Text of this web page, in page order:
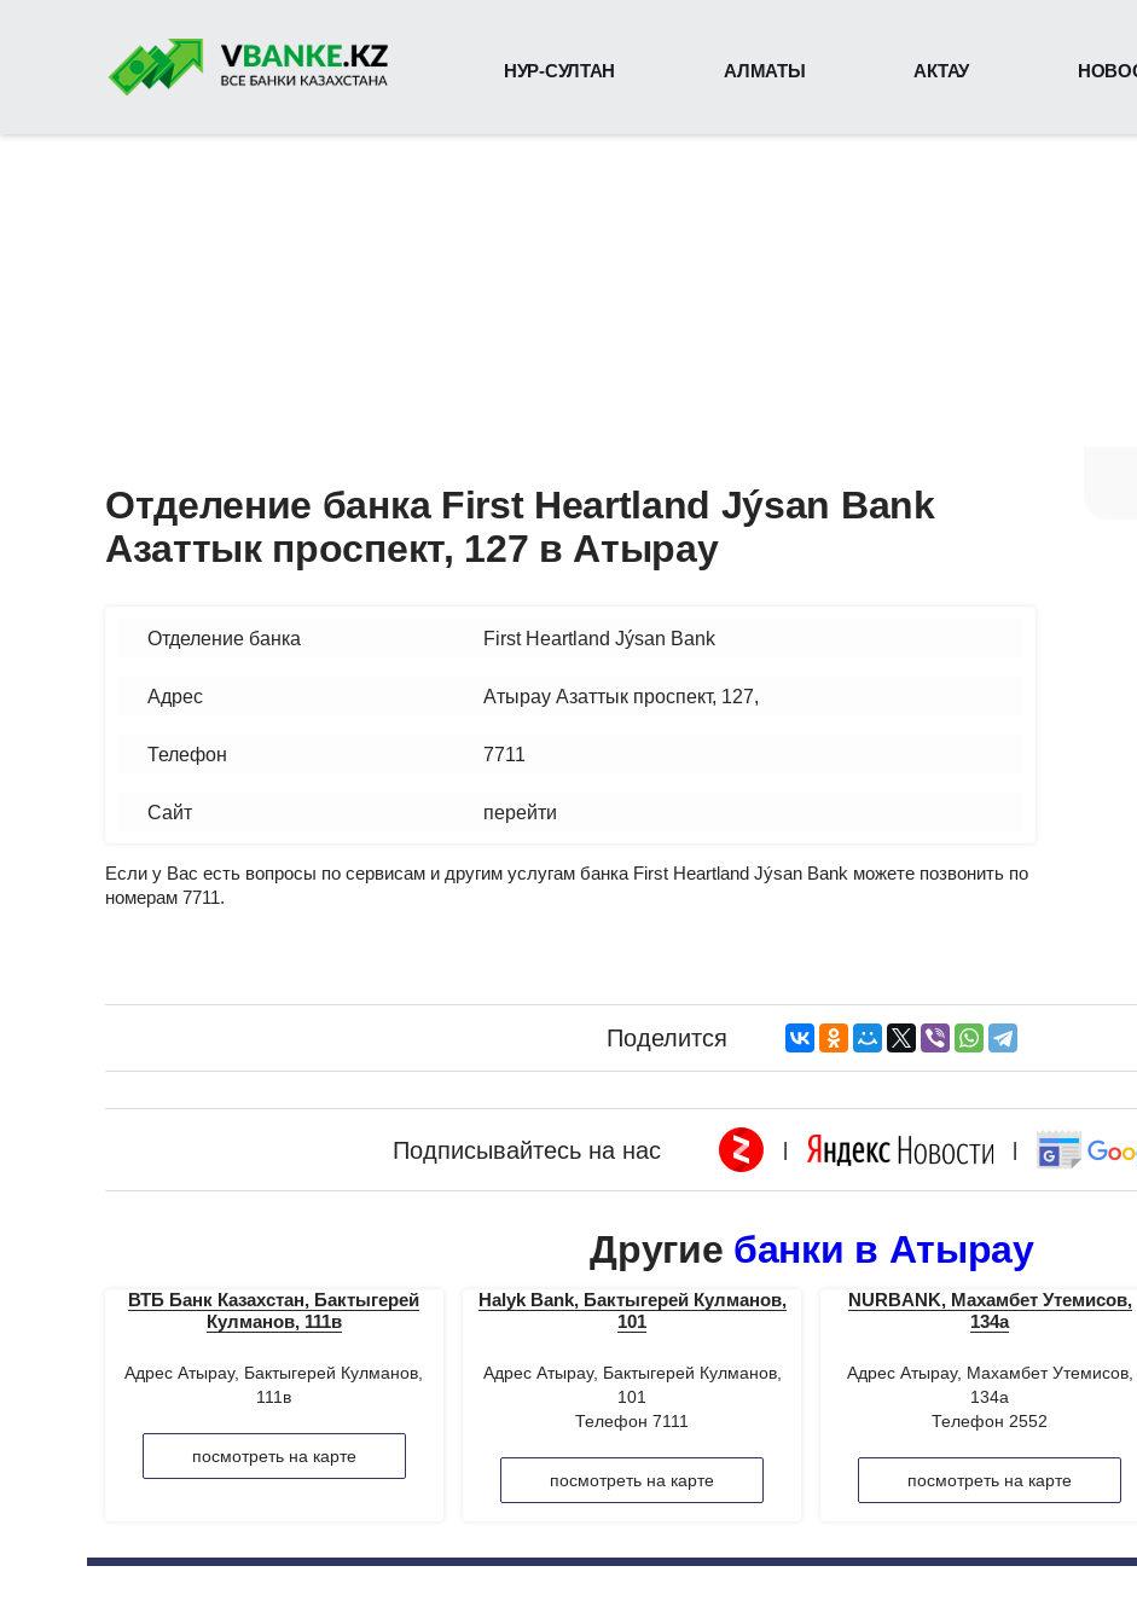
НУР-СУЛТАН АЛМАТЫ АКТАУ
Отделение банка First Heartland Jýsan Bank
Азаттык проспект, 127 в Атырау
Отделение банка First Heartland Jýsan Bank
Адрес Атырау Азаттык проспект, 127,
Телефон 7711
Сайт перейти
Если у Вас есть вопросы по сервисам и другим услугам банка First Heartland Jýsan Bank можете позвонить по
номерам 7711.
Поделится
Подписывайтесь на нас
Другие банки в Атырау
ВТБ Банк Казахстан, Бактыгерей
Кулманов, 111в
Адрес Атырау, Бактыгерей Кулманов,
111в
посмотреть на карте
Halyk Bank, Бактыгерей Кулманов,
101
Адрес Атырау, Бактыгерей Кулманов,
101
Телефон 7111
посмотреть на карте
NURBANK, Махамбет Утемисов,
134а
Адрес Атырау, Махамбет Утемисов,
134а
Телефон 2552
посмотреть на карте